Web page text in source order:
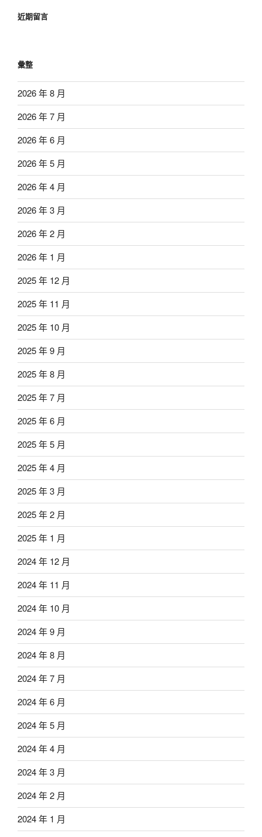
近期留言
彙整
2026 年 8 月
2026 年 7 月
2026 年 6 月
2026 年 5 月
2026 年 4 月
2026 年 3 月
2026 年 2 月
2026 年 1 月
2025 年 12 月
2025 年 11 月
2025 年 10 月
2025 年 9 月
2025 年 8 月
2025 年 7 月
2025 年 6 月
2025 年 5 月
2025 年 4 月
2025 年 3 月
2025 年 2 月
2025 年 1 月
2024 年 12 月
2024 年 11 月
2024 年 10 月
2024 年 9 月
2024 年 8 月
2024 年 7 月
2024 年 6 月
2024 年 5 月
2024 年 4 月
2024 年 3 月
2024 年 2 月
2024 年 1 月